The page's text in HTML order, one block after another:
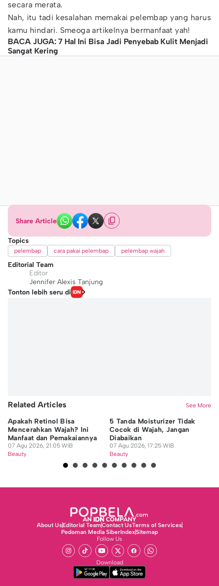
secara merata.
Nah, itu tadi kesalahan memakai pelembap yang harus
kamu hindari. Smeoga artikelnya bermanfaat yah!
BACA JUGA: 7 Hal Ini Bisa Jadi Penyebab Kulit Menjadi
Sangat Kering​
Share Article
Topics
pelembap cara pakai pelembap pelembap wajah
Editorial Team
Editor
Jennifer Alexis Tanjung
Tonton lebih seru di
Related Articles See More
Apakah Retinol Bisa
Mencerahkan Wajah? Ini
Manfaat dan Pemakaiannya
07 Agu 2026, 21:05 WIB
Beauty
5 Tanda Moisturizer Tidak
Cocok di Wajah, Jangan
Diabaikan
07 Agu 2026, 17:25 WIB
Beauty
About UsEditorial TeamContact UsTerms of Services
Pedoman Media SiberIndexSitemap
Follow Us
Download